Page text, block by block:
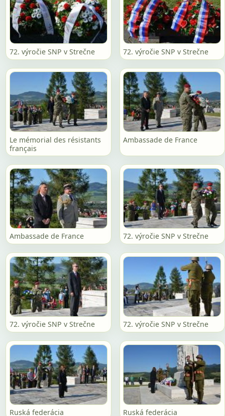
72. výročie SNP v Strečne 72. výročie SNP v Strečne
Le mémorial des résistants
français
Ambassade de France
Ambassade de France 72. výročie SNP v Strečne
72. výročie SNP v Strečne 72. výročie SNP v Strečne
Ruská federácia Ruská federácia